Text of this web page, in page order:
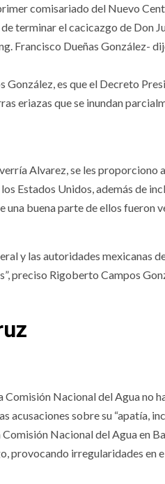
comisariado del Nuevo
terminar el cacicazgo de Don
Francisco Dueñas González-
González, es que el Decreto
eriazas que se inundan
Alvarez, se les proporciono
Estados Unidos, además de
buena parte de ellos fueron
y las autoridades mexicanas
preciso Rigoberto Campos
Nacional del Agua no
acusaciones sobre su “apatía,
Nacional del Agua en
provocando irregularidades en